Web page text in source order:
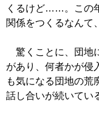
くるけど……。この
関係をつくるなんて
驚くことに、団地
があり、何者かが侵
も気になる団地の荒
話し合いが続いてい